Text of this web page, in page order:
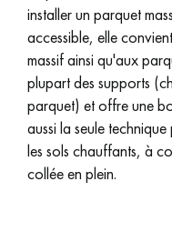
PARQUET HUILÉ
PARQUET VIEILLI
PARQUET LAMES LARGES XXL
ACCESSOIRES PARQUET
D'INTÉRIEUR
installer un parquet
accessible, elle
massif ainsi qu'aux
plupart des supports
parquet) et offre une
aussi la seule
les sols chauffants, à
collée en plein.